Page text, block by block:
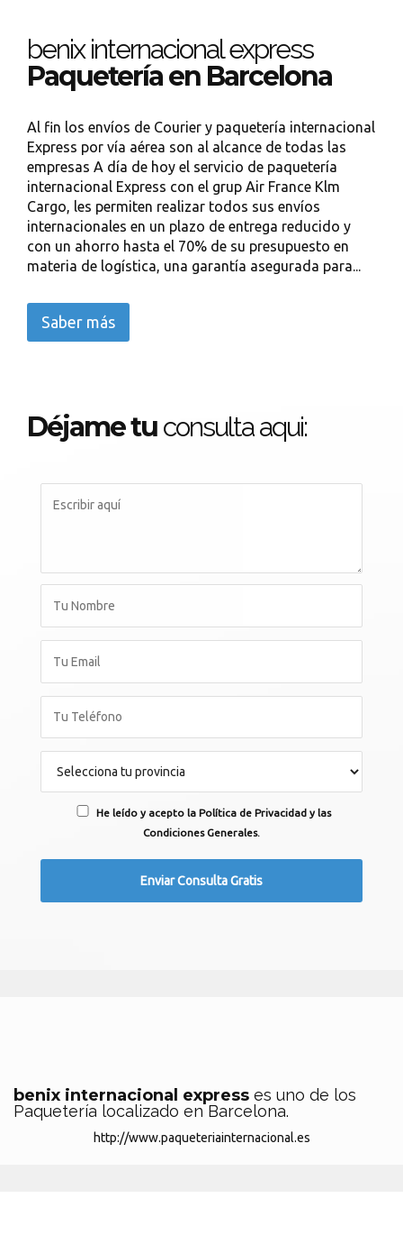
benix internacional express
Paquetería en Barcelona
Al fin los envíos de Courier y paquetería internacional
Express por vía aérea son al alcance de todas las
empresas A día de hoy el servicio de paquetería
internacional Express con el grup Air France Klm
Cargo, les permiten realizar todos sus envíos
internacionales en un plazo de entrega reducido y
con un ahorro hasta el 70% de su presupuesto en
materia de logística, una garantía asegurada para...
Saber más
Déjame tu consulta aqui:
He leído y acepto la Política de Privacidad y las
Condiciones Generales.
benix internacional express es uno de los
Paquetería localizado en Barcelona.
http://www.paqueteriainternacional.es